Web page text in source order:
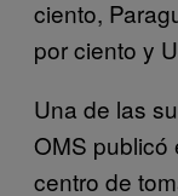
ciento,
por ciento y
Una de las
OMS publicó
centro de